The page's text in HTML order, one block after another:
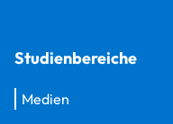
Studienbereiche
Medien